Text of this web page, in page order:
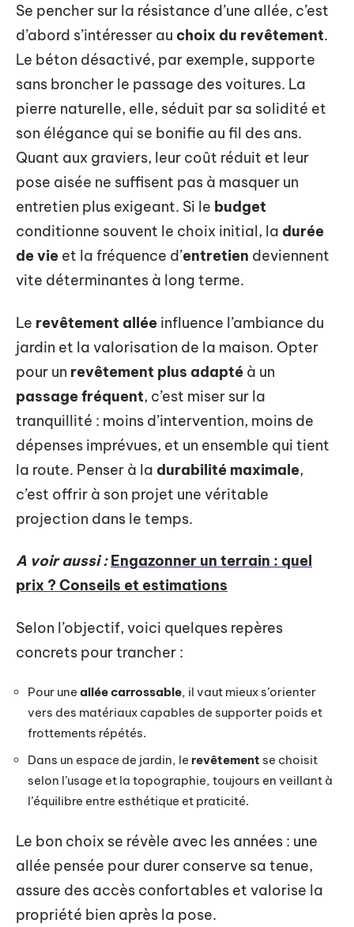
Se pencher sur la résistance d’une allée, c’est
d’abord s’intéresser au choix du revêtement.
Le béton désactivé, par exemple, supporte
sans broncher le passage des voitures. La
pierre naturelle, elle, séduit par sa solidité et
son élégance qui se bonifie au fil des ans.
Quant aux graviers, leur coût réduit et leur
pose aisée ne suffisent pas à masquer un
entretien plus exigeant. Si le budget
conditionne souvent le choix initial, la durée
de vie et la fréquence d’entretien deviennent
vite déterminantes à long terme.
Le revêtement allée influence l’ambiance du
jardin et la valorisation de la maison. Opter
pour un revêtement plus adapté à un
passage fréquent, c’est miser sur la
tranquillité : moins d’intervention, moins de
dépenses imprévues, et un ensemble qui tient
la route. Penser à la durabilité maximale,
c’est offrir à son projet une véritable
projection dans le temps.
A voir aussi : Engazonner un terrain : quel
prix ? Conseils et estimations
Selon l’objectif, voici quelques repères
concrets pour trancher :
Pour une allée carrossable, il vaut mieux s’orienter
vers des matériaux capables de supporter poids et
frottements répétés.
Dans un espace de jardin, le revêtement se choisit
selon l’usage et la topographie, toujours en veillant à
l’équilibre entre esthétique et praticité.
Le bon choix se révèle avec les années : une
allée pensée pour durer conserve sa tenue,
assure des accès confortables et valorise la
propriété bien après la pose.